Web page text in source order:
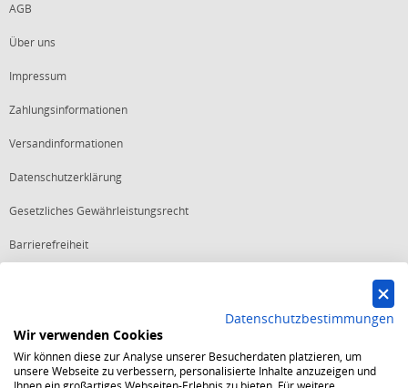
AGB
Über uns
Impressum
Zahlungsinformationen
Versandinformationen
Datenschutzerklärung
Gesetzliches Gewährleistungsrecht
Barrierefreiheit
Starker Service
Shops mit dem Excellent Shop Award stehen seit mehr als 5,
10, 15 oder 20 Jahren für ein sicheres und angenehmes
Datenschutzbestimmungen
Wir verwenden Cookies
Wir können diese zur Analyse unserer Besucherdaten platzieren, um
unsere Webseite zu verbessern, personalisierte Inhalte anzuzeigen und